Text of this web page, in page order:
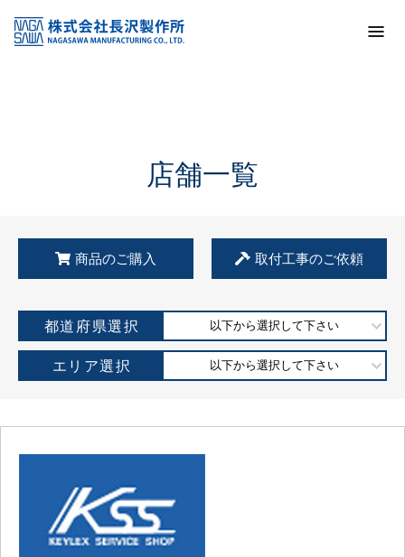
KSS加盟店・取扱店情報
店舗一覧
店舗一覧
商品のご購入 取付工事のご依頼
都道府県選択 以下から選択して下さい
エリア選択 以下から選択して下さい